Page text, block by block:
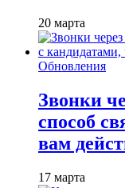
20 марта
Обновления
Звонки
способ
вам
17 марта